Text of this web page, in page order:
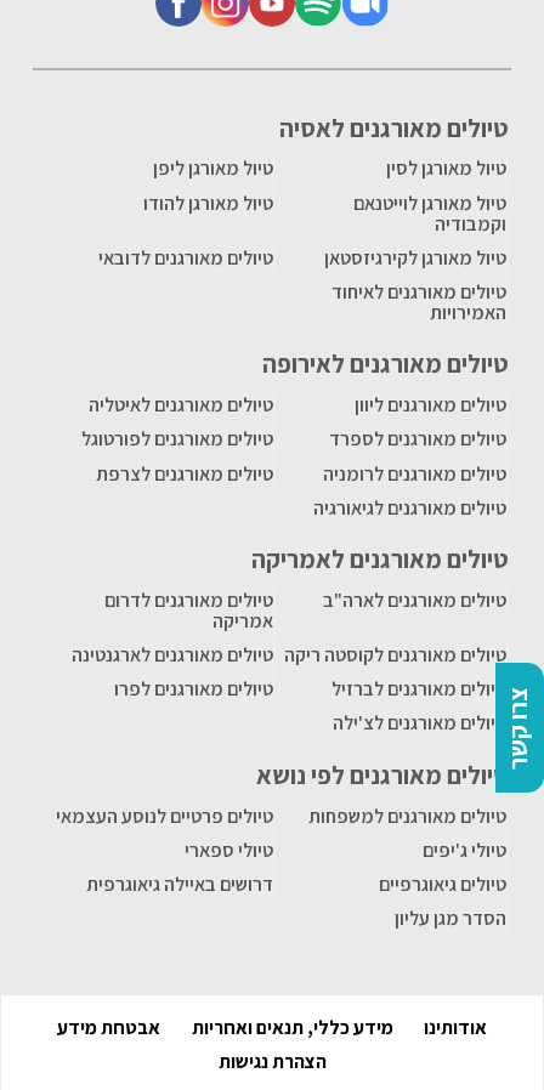
צרו קשר
טיולים מאורגנים לאסיה
טיול מאורגן לסין
טיול מאורגן ליפן
טיול מאורגן לוייטנאם
וקמבודיה
טיול מאורגן להודו
טיול מאורגן לקירגיזסטאן
טיולים מאורגנים לדובאי
טיולים מאורגנים לאיחוד
האמירויות
טיולים מאורגנים לאירופה
טיולים מאורגנים ליוון
טיולים מאורגנים לאיטליה
טיולים מאורגנים לספרד
טיולים מאורגנים לפורטוגל
טיולים מאורגנים לרומניה
טיולים מאורגנים לצרפת
טיולים מאורגנים לגיאורגיה
טיולים מאורגנים לאמריקה
טיולים מאורגנים לארה"ב
טיולים מאורגנים לדרום
אמריקה
טיולים מאורגנים לקוסטה ריקה טיולים מאורגנים לארגנטינה
טיולים מאורגנים לברזיל
טיולים מאורגנים לפרו
טיולים מאורגנים לצ'ילה
טיולים מאורגנים לפי נושא
טיולים מאורגנים למשפחות
טיולים פרטיים לנוסע העצמאי
טיולי ג'יפים
טיולי ספארי
טיולים גיאוגרפיים
דרושים באיילה גיאוגרפית
הסדר מגן עליון
אודותינו מידע כללי, תנאים ואחריות
אבטחת מידע
הצהרת נגישות